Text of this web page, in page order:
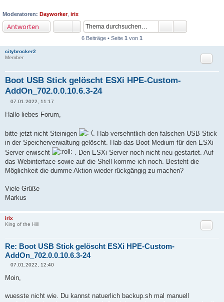
Moderatoren: Dayworker, irix
Antworten
6 Beiträge • Seite 1 von 1
citybrocker2
Member
Boot USB Stick gelöscht ESXi HPE-Custom-
AddOn_702.0.0.10.6.3-24
Zitat
e
i
a
g
07.01.2022, 11:17
Hallo liebes Forum,
bitte jetzt nicht Steinigen
. Hab versehntlich den falschen USB Stick
in der Speicherverwaltung gelöscht. Hab das Boot Medium für den ESXi
Server erwischt
. Den ESXi Server noch nicht neu gestartet. Auf
das Webinterface sowie auf die Shell komme ich noch. Besteht die
Möglichkeit die dumme Aktion wieder rückgängig zu machen?
Viele Grüße
Markus
irix
King of the Hill
Re: Boot USB Stick gelöscht ESXi HPE-Custom-
AddOn_702.0.0.10.6.3-24
Zitat
i
a
07.01.2022, 12:40
Moin,
wuesste nicht wie. Du kannst natuerlich backup.sh mal manuell